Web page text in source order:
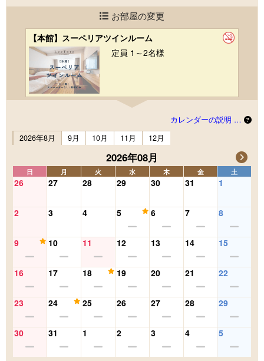
お部屋の変更
【本館】スーペリアツインルーム
定員 1～2名様
カレンダーの説明 …
2026年8月
9月 10月 11月 12月
2026年08月
日 月 火 水 木 金 土
26 27 28 29 30 31 1
2 3 4 5 6 7 8
9 10 11 12 13 14 15
16 17 18 19 20 21 22
23 24 25 26 27 28 29
30 31 1 2 3 4 5